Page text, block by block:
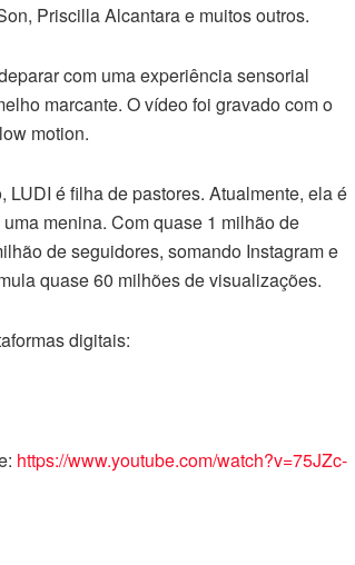
Priscilla Alcantara e muitos outros.
com uma experiência sensorial
marcante. O vídeo foi gravado com o
motion.
é filha de pastores. Atualmente, ela é
menina. Com quase 1 milhão de
de seguidores, somando Instagram e
quase 60 milhões de visualizações.
digitais:
https://www.youtube.com/watch?v=75JZc-